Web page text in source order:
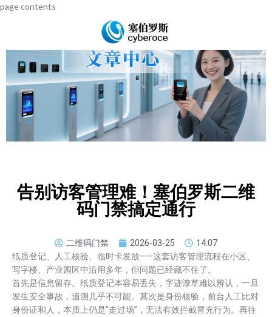
page contents
告别访客管理难！塞伯罗斯二维
码门禁搞定通行
二维码门禁 2026-03-25
14:07
纸质登记、人工核验、临时卡发放——这套访客管理流程在小区、
写字楼、产业园区中沿用多年，但问题已经藏不住了。
首先是信息留存。纸质登记本容易丢失，字迹潦草难以辨认，一旦
发生安全事故，追溯几乎不可能。其次是身份核验，前台人工比对
身份证和人，本质上仍是”走过场”，无法有效拦截冒充行为。再往